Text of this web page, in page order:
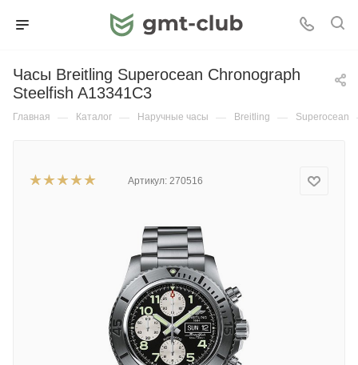
Часы Breitling Superocean Chronograph
Steelfish A13341C3
Главная — Каталог — Наручные часы — Breitling — Superocean
Артикул: 270516